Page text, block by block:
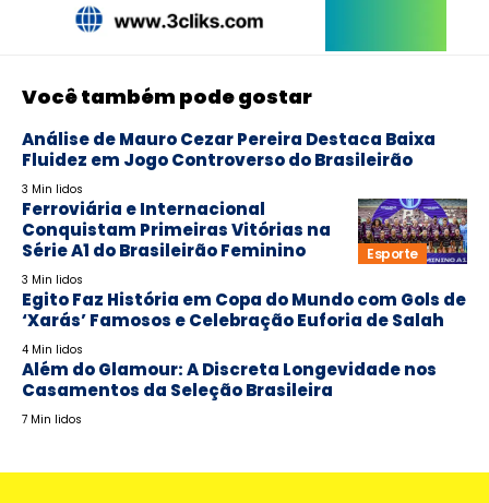
Você também pode gostar
Análise de Mauro Cezar Pereira Destaca Baixa
Fluidez em Jogo Controverso do Brasileirão
3 Min lidos
Esporte
Ferroviária e Internacional
Conquistam Primeiras Vitórias na
Série A1 do Brasileirão Feminino
3 Min lidos
Egito Faz História em Copa do Mundo com Gols de
‘Xarás’ Famosos e Celebração Euforia de Salah
4 Min lidos
Além do Glamour: A Discreta Longevidade nos
Casamentos da Seleção Brasileira
7 Min lidos